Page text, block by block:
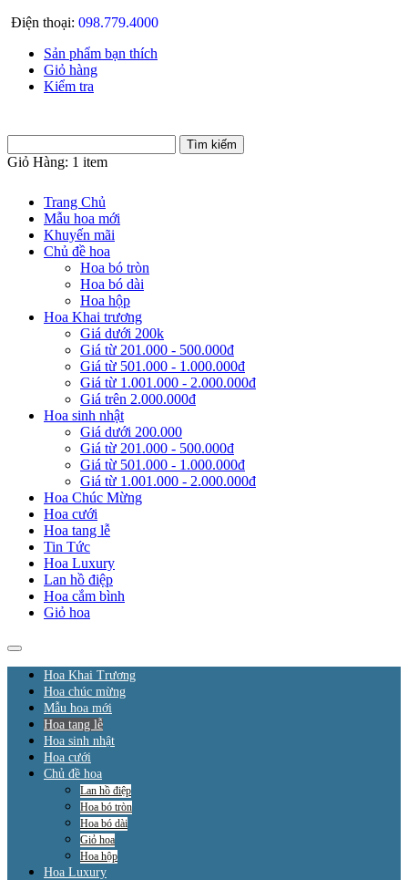
Điện thoại: 098.779.4000
Sản phẩm bạn thích
Giỏ hàng
Kiểm tra
Giỏ Hàng: 1 item
Trang Chủ
Mẫu hoa mới
Khuyến mãi
Chủ đề hoa
Hoa bó tròn
Hoa bó dài
Hoa hộp
Hoa Khai trương
Giá dưới 200k
Giá từ 201.000 - 500.000đ
Giá từ 501.000 - 1.000.000đ
Giá từ 1.001.000 - 2.000.000đ
Giá trên 2.000.000đ
Hoa sinh nhật
Giá dưới 200.000
Giá từ 201.000 - 500.000đ
Giá từ 501.000 - 1.000.000đ
Giá từ 1.001.000 - 2.000.000đ
Hoa Chúc Mừng
Hoa cưới
Hoa tang lễ
Tin Tức
Hoa Luxury
Lan hồ điệp
Hoa cắm bình
Giỏ hoa
Hoa Khai Trương
Hoa chúc mừng
Mẫu hoa mới
Hoa tang lễ
Hoa sinh nhật
Hoa cưới
Chủ đề hoa
Lan hồ điệp
Hoa bó tròn
Hoa bó dài
Giỏ hoa
Hoa hộp
Hoa Luxury